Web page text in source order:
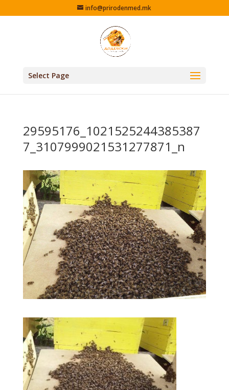
info@prirodenmed.mk
Select Page
29595176_1021525244385387
7_3107999021531277871_n